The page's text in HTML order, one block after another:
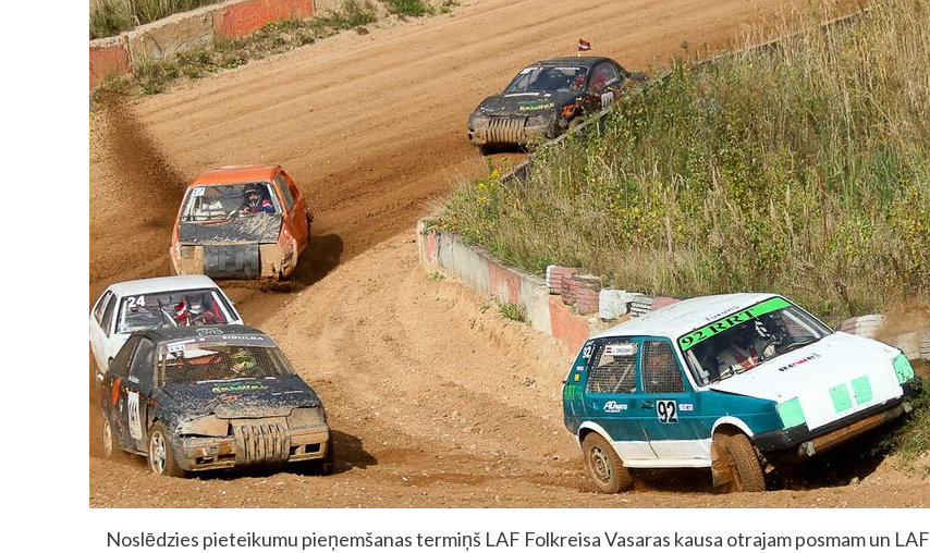
Noslēdzies pieteikumu pieņemšanas termiņš LAF Folkreisa Vasaras kausa otrajam posmam un LAF